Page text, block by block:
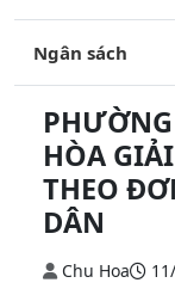
Ngân sách
HÒA
THEO
DÂN
Chu Hoa